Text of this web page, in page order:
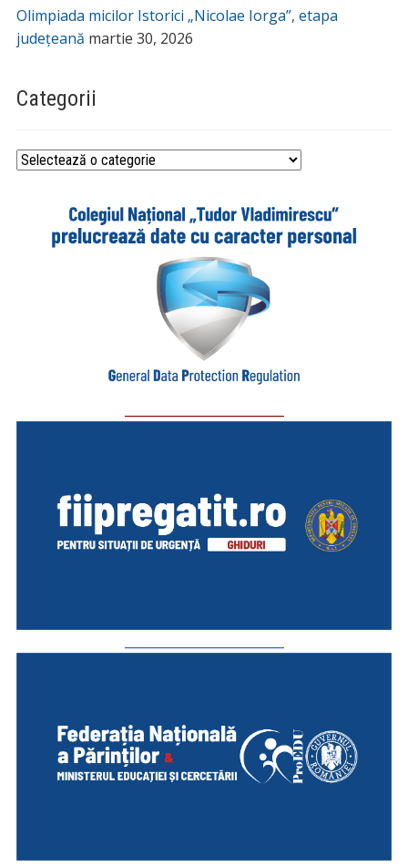
Olimpiada micilor Istorici „Nicolae Iorga”, etapa
județeană martie 30, 2026
Categorii
Categorii